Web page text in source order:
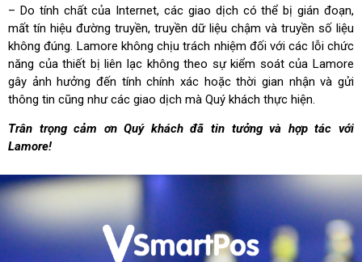
– Do tính chất của Internet, các giao dịch có thể bị gián đoạn,
mất tín hiệu đường truyền, truyền dữ liệu chậm và truyền số liệu
không đúng. Lamore không chịu trách nhiệm đối với các lỗi chức
năng của thiết bị liên lạc không theo sự kiểm soát của Lamore
gây ảnh hưởng đến tính chính xác hoặc thời gian nhận và gửi
thông tin cũng như các giao dịch mà Quý khách thực hiện.
Trân trọng cảm ơn Quý khách đã tin tưởng và hợp tác với
Lamore!